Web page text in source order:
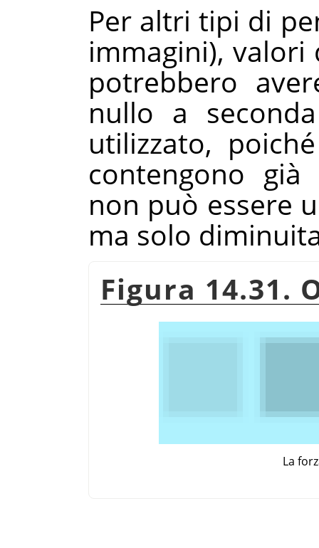
Per altri tipi di
immagini), valori
potrebbero
nullo a
utilizzato,
contengono
non può essere
ma solo
Figura 14.31.
La